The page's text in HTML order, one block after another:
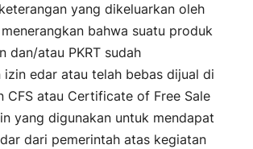
yang dikeluarkan oleh
bahwa suatu produk
dan/atau PKRT sudah
izin edar atau telah bebas dijual di
CFS atau Certificate of Free Sale
yang digunakan untuk mendapat
dari pemerintah atas kegiatan